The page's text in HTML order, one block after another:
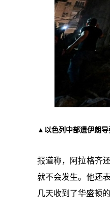
▲以色列中部遭伊朗
报道称，阿拉格齐
就不会发生。他还
几天收到了华盛顿